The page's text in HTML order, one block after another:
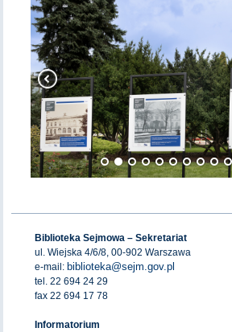
Biblioteka Sejmowa – Sekretariat
ul. Wiejska 4/6/8, 00-902 Warszawa
e-mail: biblioteka@sejm.gov.pl
tel. 22 694 24 29
fax 22 694 17 78
Informatorium